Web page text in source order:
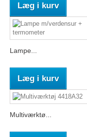
Læg i kurv
Lampe...
Læg i kurv
Multiværktø...